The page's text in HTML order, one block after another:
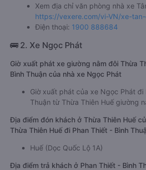
Xem địa chỉ văn phòng nhà xe
https://vexere.com/vi-VN/xe-
Điện thoại: 1900 888684
🚌 2. Xe Ngọc Phát
Giờ xuất phát xe giường nằm đôi Thừa
Bình Thuận của nhà xe Ngọc Phát
Giờ xuất phát của xe Ngọc Phát đi
Thuận từ Thừa Thiên Huế giường
Địa điểm đón khách ở Thừa Thiên Huế
Thừa Thiên Huế đi Phan Thiết - Bình
Huế (Dọc Quốc Lộ 1A)
Địa điểm trả khách ở Phan Thiết - Bình